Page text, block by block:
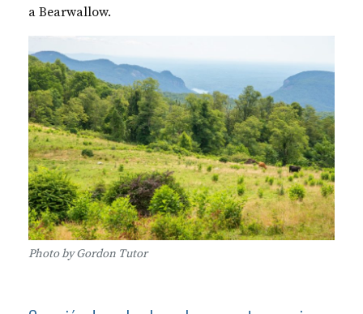
a Bearwallow.
Photo by Gordon Tutor